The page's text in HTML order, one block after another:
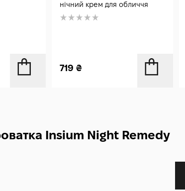
нічний крем для обличчя
719₴
Insium Night Remedy